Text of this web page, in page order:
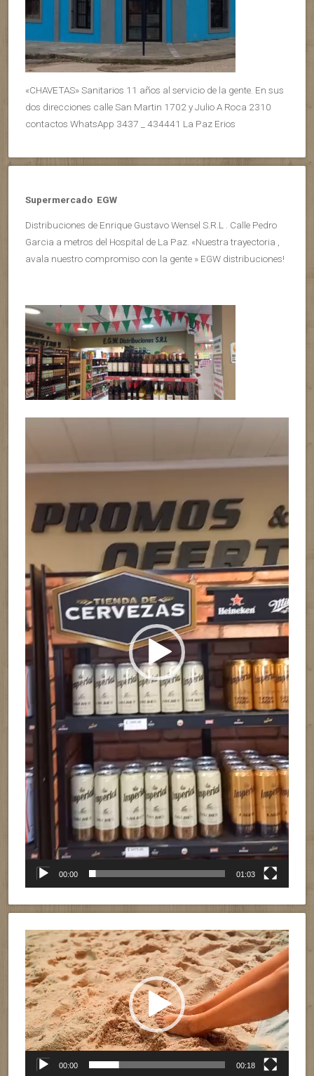
«CHAVETAS» Sanitarios 11 años al servicio de la gente. En sus
dos direcciones calle San Martin 1702 y Julio A Roca 2310
contactos WhatsApp 3437 _ 434441 La Paz Erios
Supermercado EGW
Distribuciones de Enrique Gustavo Wensel S.R.L . Calle Pedro
Garcia a metros del Hospital de La Paz. «Nuestra trayectoria ,
avala nuestro compromiso con la gente » EGW distribuciones!
00:00 01:03
Reproductor
de
vídeo
00:00 00:18